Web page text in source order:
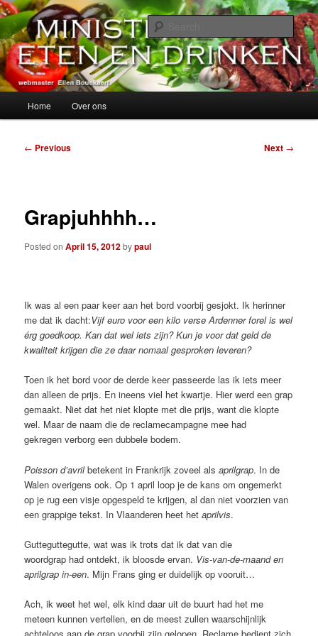
Skip
to
primary
contentMinisterie van Eten en Drinken
alles over eten, drinken en andere genoegens…
Home Over ons
Post
← Previous Next →
Grapjuhhhh…
Posted onApril 15, 2012bypaul
Ik was al een paar keer aan het bord voorbij gesjokt. Ik herinner
me dat ik dacht:Vijf euro voor een kilo verse Ardenner forel is wel
érg goedkoop. Kan dat wel iets zijn? Kun je voor dat geld de
kwaliteit krijgen die ze daar nomaal gesproken leveren?
Toen ik het bord voor de derde keer passeerde las ik iets meer
dan alleen de prijs. En ineens viel het kwartje. Hier werd een grap
gemaakt. Niet dat het niet klopte met die prijs, want die klopte
wel. Maar de naam die de reclamecampagne mee had
gekregen verborg een dubbele bodem.
Poisson d’avrilbetekent in Frankrijk zoveel alsaprilgrap. In de
Walen overigens ook. Op 1 april loop je de kans om ongemerkt
op je rug een visje opgespeld te krijgen, al dan niet voorzien van
een grappige tekst. In Vlaanderen heet hetaprilvis.
Gutteguttegutte, wat was ik trots dat ik dat van die
woordgrap had ontdekt, ik bloosde ervan. Vis-van-de-maand en
aprilgrap in-een. Mijn Frans ging er duidelijk op vooruit…
Ach, ik weet het wel, elk kind daar uit de buurt had het me
meteen kunnen vertellen, en de meest zullen waarschijnlijk